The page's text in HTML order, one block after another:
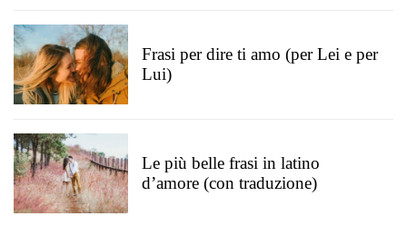
Frasi per dire ti amo (per Lei e per
Lui)
Le più belle frasi in latino
d’amore (con traduzione)